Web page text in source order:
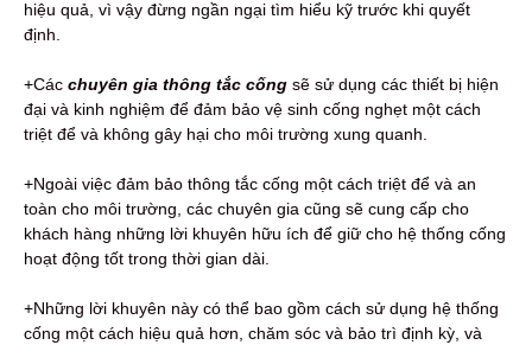
hiệu quả, vì vậy đừng ngần ngại tìm hiểu kỹ trước khi quyết
định.
+Các chuyên gia thông tắc cống sẽ sử dụng các thiết bị hiện
đại và kinh nghiệm để đảm bảo vệ sinh cống nghẹt một cách
triệt để và không gây hại cho môi trường xung quanh.
+Ngoài việc đảm bảo thông tắc cống một cách triệt để và an
toàn cho môi trường, các chuyên gia cũng sẽ cung cấp cho
khách hàng những lời khuyên hữu ích để giữ cho hệ thống cống
hoạt động tốt trong thời gian dài.
+Những lời khuyên này có thể bao gồm cách sử dụng hệ thống
cống một cách hiệu quả hơn, chăm sóc và bảo trì định kỳ, và